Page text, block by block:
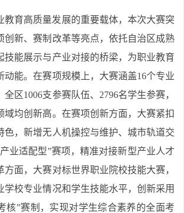
教育高质量发展的重要载体，本次大赛突
创新、赛制改革等亮点，依托自治区成熟
技能展示与产业对接的桥梁，为职业教育
动能。在赛项规模上，大赛涵盖16个专业
区1006支参赛队伍、2796名学生参赛，
域均创新高。在赛项创新方面，大赛紧扣
色，新增无人机操控与维护、城市轨道交
业适配型”赛项，精准对接新型产业人才
方面，大赛对标世界职业院校技能大赛，
学校专业情况和学生技能水平，创新采用
核”赛制，实现对学生综合素养的全面考